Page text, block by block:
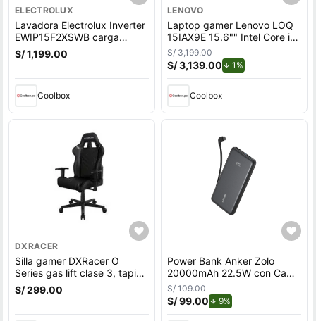
ELECTROLUX
Lavadora Electrolux Inverter
EWIP15F2XSWB carga
superior, capacidad 15 kg,
negro
S/ 1,199.00
Coolbox
LENOVO
Laptop gamer Lenovo LOQ
15IAX9E 15.6"" Intel Core i5,
512GB SSD, 8GB RAM,
Windows 11 Home, gris
S/ 3,199.00
S/ 3,139.00 1%de descuento.
Coolbox
DXRACER
Silla gamer DXRacer O
Series gas lift clase 3, tapiz
cuero pu, máx. 100 kg,
inclinación 90 - 135°, negro
S/ 299.00
Power Bank Anker Zolo
20000mAh 22.5W con Cable
USB-C Integrado Negro
S/ 109.00
S/ 99.00 9%de descuento.